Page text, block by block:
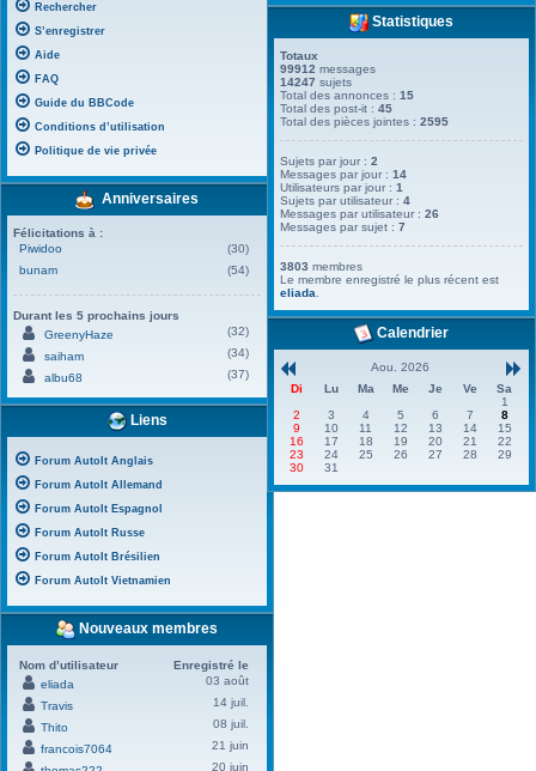
Rechercher
S’enregistrer
Aide
FAQ
Guide du BBCode
Conditions d’utilisation
Politique de vie privée
Anniversaires
Félicitations à :
Piwidoo
(30)
bunam
(54)
Durant les 5 prochains jours
GreenyHaze
(32)
saiham
(34)
albu68
(37)
Liens
Forum AutoIt Anglais
Forum AutoIt Allemand
Forum AutoIt Espagnol
Forum AutoIt Russe
Forum AutoIt Brésilien
Forum AutoIt Vietnamien
Nouveaux membres
Nom d’utilisateur
Enregistré le
eliada
03 août
Travis
14 juil.
Thito
08 juil.
francois7064
21 juin
20 juin
Statistiques
Totaux
99912 messages
14247 sujets
Total des annonces :15
Total des post-it :45
Total des pièces jointes :2595
Sujets par jour :2
Messages par jour :14
Utilisateurs par jour :1
Sujets par utilisateur :4
Messages par utilisateur :26
Messages par sujet :7
3803 membres
Le membre enregistré le plus récent est
eliada
Calendrier
Aou. 2026
Di
Lu Ma Me Je Ve
Sa
1
2
3 4 5 6 7
8
9
10 11 12 13 14
15
16
17 18 19 20 21
22
23
24 25 26 27 28
29
30
31